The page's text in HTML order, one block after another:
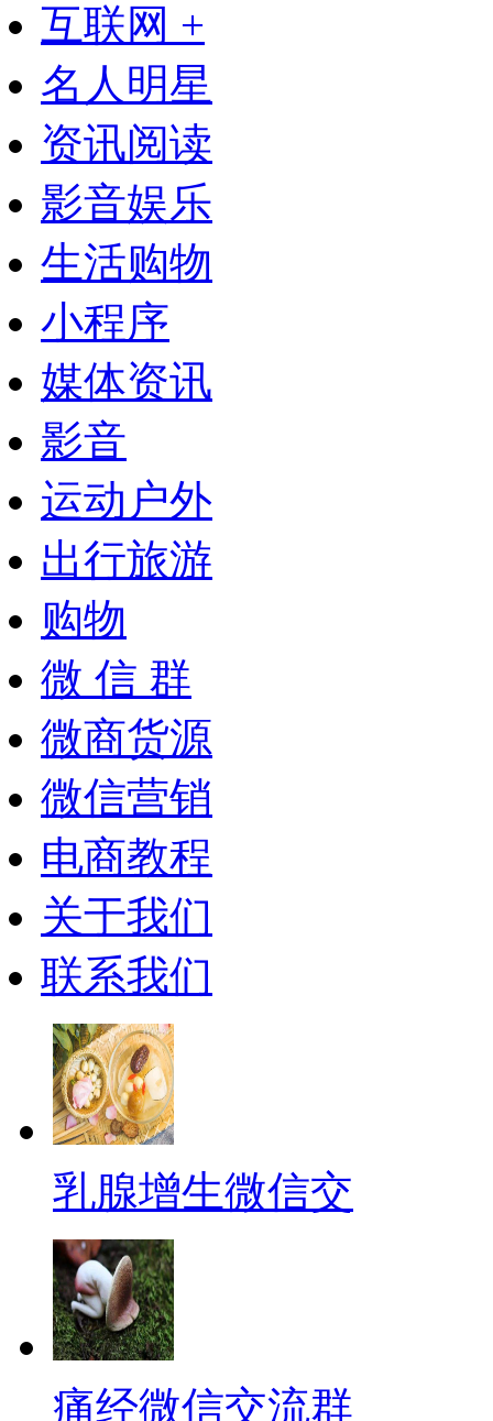
互联网 +
名人明星
资讯阅读
影音娱乐
生活购物
小程序
媒体资讯
影音
运动户外
出行旅游
购物
微 信 群
微商货源
微信营销
电商教程
关于我们
联系我们
乳腺增生微信交
痛经微信交流群